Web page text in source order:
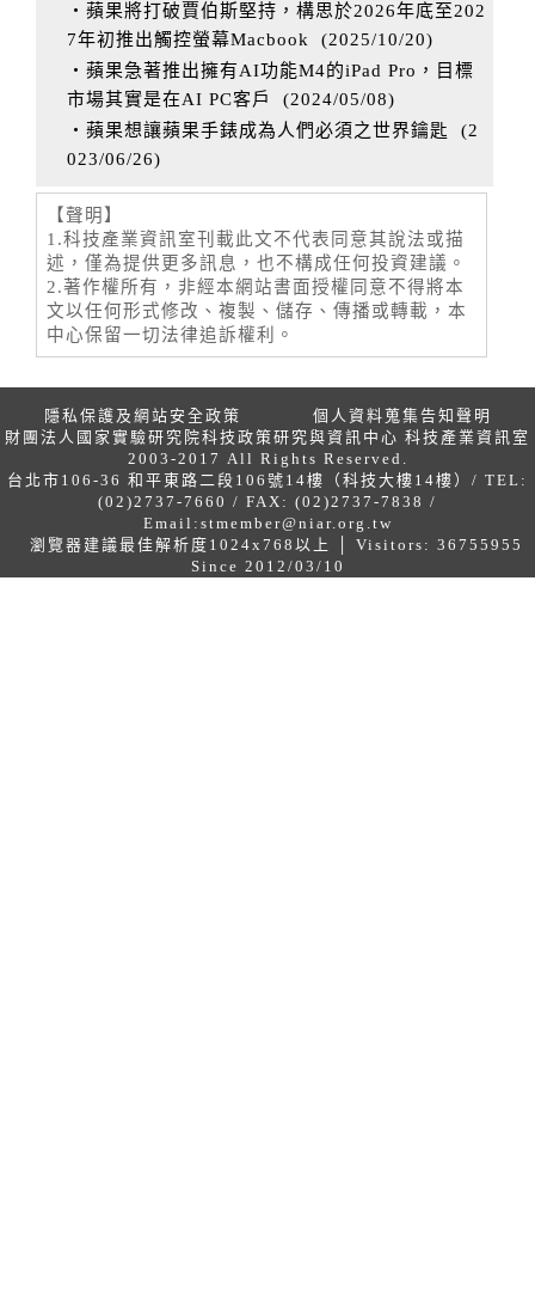
‧蘋果將打破賈伯斯堅持，構思於2026年底至202
7年初推出觸控螢幕Macbook
(2025/10/20)
‧蘋果急著推出擁有AI功能M4的iPad Pro，目標
市場其實是在AI PC客戶
(2024/05/08)
‧蘋果想讓蘋果手錶成為人們必須之世界鑰匙
(2
023/06/26)
【聲明】
1.科技產業資訊室刊載此文不代表同意其說法或描
述，僅為提供更多訊息，也不構成任何投資建議。
2.著作權所有，非經本網站書面授權同意不得將本
文以任何形式修改、複製、儲存、傳播或轉載，本
中心保留一切法律追訴權利。
隱私保護及網站安全政策
個人資料蒐集告知聲明
財團法人國家實驗研究院科技政策研究與資訊中心 科技產業資訊室
2003-2017 All Rights Reserved.
台北市106-36 和平東路二段106號14樓（科技大樓14樓）/ TEL:
(02)2737-7660 / FAX: (02)2737-7838 /
Email: stmember@niar.org.tw
瀏覽器建議最佳解析度1024x768以上 │ Visitors: 36755955
Since 2012/03/10